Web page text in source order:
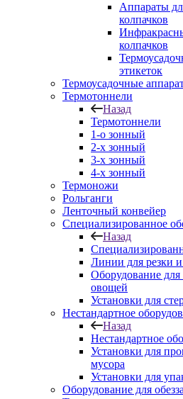
Аппараты
колпачков
колпачков
этикеток
Термоусадочные
Термотоннели
Назад
Термотоннели
1-о зонный
2-х зонный
3-х зонный
4-х зонный
Термоножи
Рольганги
Ленточный конвейер
Специализированное
Назад
Линии для резки
Оборудование для
овощей
Установки для
Нестандартное
Назад
Нестандартное
Установки для
мусора
Установки для
Оборудование для